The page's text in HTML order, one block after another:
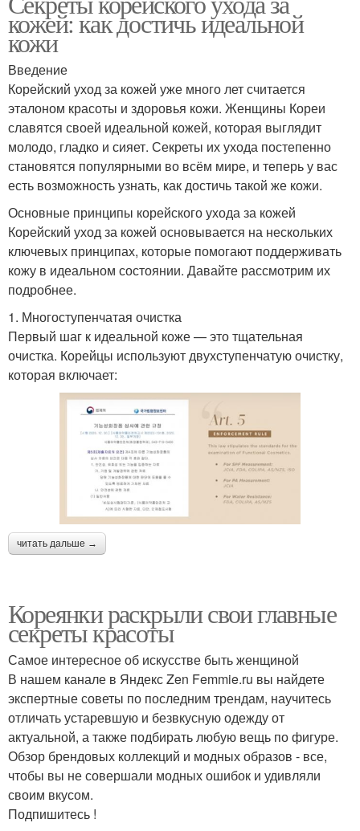
кожей: как достичь идеальной
кожи
Введение
Корейский уход за кожей уже много лет считается
эталоном красоты и здоровья кожи. Женщины Кореи
славятся своей идеальной кожей, которая выглядит
молодо, гладко и сияет. Секреты их ухода постепенно
становятся популярными во всём мире, и теперь у вас
есть возможность узнать, как достичь такой же кожи.
Основные принципы корейского ухода за кожей
Корейский уход за кожей основывается на нескольких
ключевых принципах, которые помогают поддерживать
кожу в идеальном состоянии. Давайте рассмотрим их
подробнее.
1. Многоступенчатая очистка
Первый шаг к идеальной коже — это тщательная
очистка. Корейцы используют двухступенчатую очистку,
которая включает:
читать дальше →
Кореянки раскрыли свои главные
секреты красоты
Самое интересное об искусстве быть женщиной
В нашем канале в Яндекс Zen Femmie.ru вы найдете
экспертные советы по последним трендам, научитесь
отличать устаревшую и безвкусную одежду от
актуальной, а также подбирать любую вещь по фигуре.
Обзор брендовых коллекций и модных образов - все,
чтобы вы не совершали модных ошибок и удивляли
своим вкусом.
Подпишитесь !